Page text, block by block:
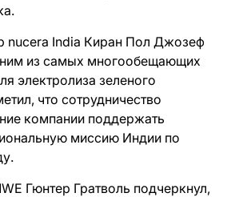
nucera India Киран Пол Джозеф
из самых многообещающих
электролиза зеленого
что сотрудничество
компании поддержать
миссию Индии по
Гюнтер Гратволь подчеркнул,